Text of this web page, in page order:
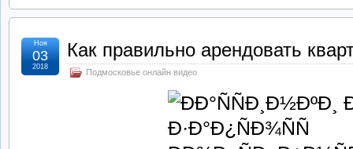
Как правильно арендовать
Подмосковье онлайн видео
Ноя
03
2018